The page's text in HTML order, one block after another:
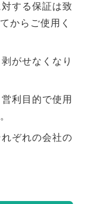
する保証は致
からご使用く
がせなくなり
利目的で使用
ぞれの会社の